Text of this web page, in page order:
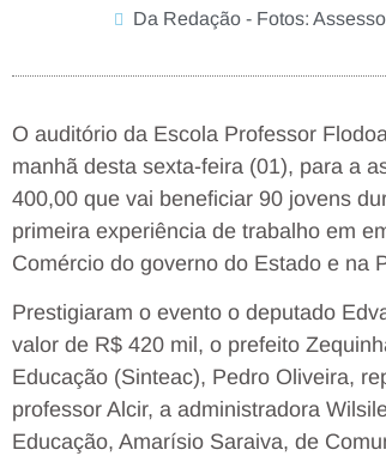
Da Redação - Fotos:
O auditório da Escola Professor
manhã desta sexta-feira (01), para a
400,00 que vai beneficiar 90 jovens
primeira experiência de trabalho em
Comércio do governo do Estado e na
Prestigiaram o evento o deputado
valor de R$ 420 mil, o prefeito
Educação (Sinteac), Pedro Oliveira,
professor Alcir, a administradora
Educação, Amarísio Saraiva, de